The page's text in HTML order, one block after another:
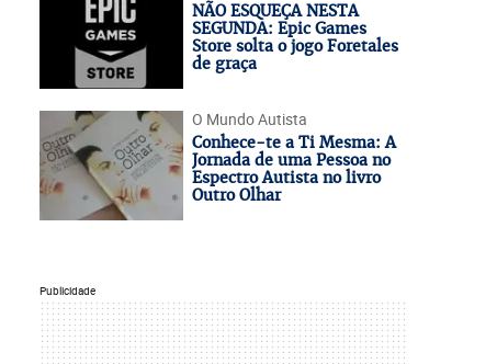
NÃO ESQUEÇA NESTA
SEGUNDA: Epic Games
Store solta o jogo Foretales
de graça
O Mundo Autista
Conhece-te a Ti Mesma: A
Jornada de uma Pessoa no
Espectro Autista no livro
Outro Olhar
Publicidade